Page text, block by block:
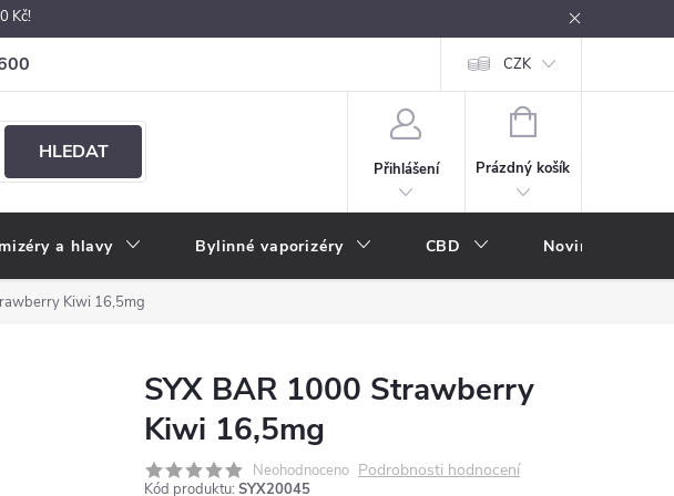
Kč!
Vše o e-kouření Nákupní rádce
CZK
HLEDAT
Přihlášení
NÁKUPNÍ
Prázdný košík
a hlavy Bylinné vaporizéry CBD Novinky
Kiwi 16,5mg
SYX BAR 1000 Strawberry
Kiwi 16,5mg
Neohodnoceno Podrobnosti hodnocení
Kód produktu: SYX20045